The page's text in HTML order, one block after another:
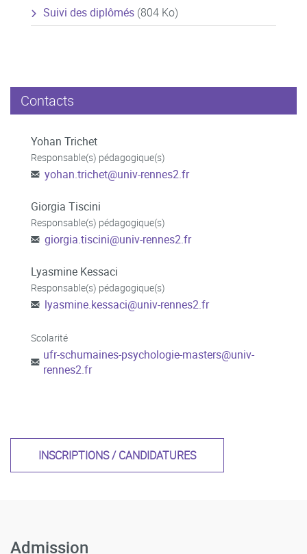
Suivi des diplômés (804 Ko)
Contacts
Yohan Trichet
Responsable(s) pédagogique(s)
yohan.trichet@univ-rennes2.fr
Giorgia Tiscini
Responsable(s) pédagogique(s)
giorgia.tiscini@univ-rennes2.fr
Lyasmine Kessaci
Responsable(s) pédagogique(s)
lyasmine.kessaci@univ-rennes2.fr
Scolarité
ufr-schumaines-psychologie-masters@univ-
rennes2.fr
INSCRIPTIONS / CANDIDATURES
Admission